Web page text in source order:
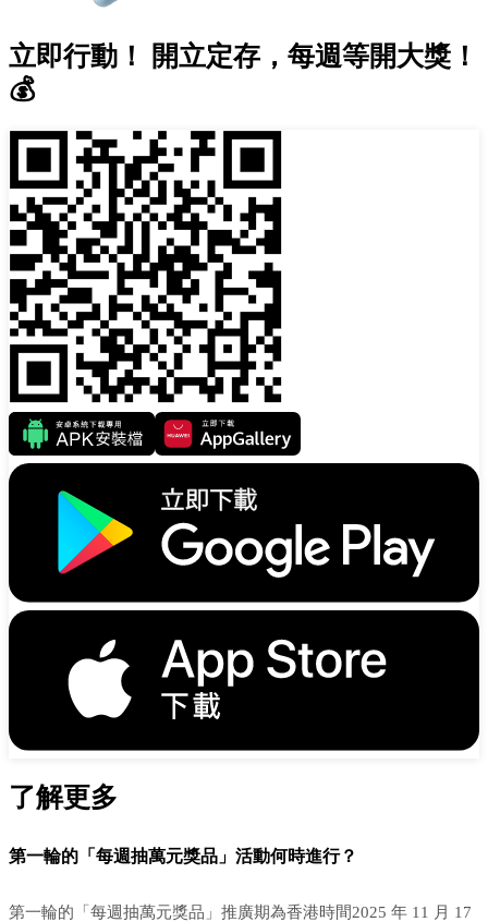
立即行動！ 開立定存，每週等開大獎！
💰
了解更多
第一輪的「每週抽萬元獎品」活動何時進行？
第一輪的「每週抽萬元獎品」推廣期為香港時間2025 年 11 月 17